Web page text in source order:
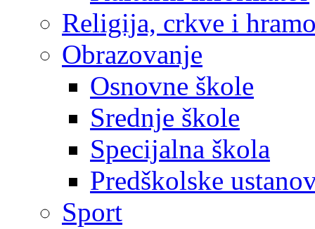
Religija, crkve i
Obrazovanje
Osnovne škole
Srednje škole
Specijalna škola
Predškolske
Sport